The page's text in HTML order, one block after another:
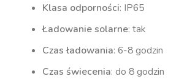
Klasa odporności: IP65
Ładowanie solarne: tak
Czas ładowania: 6-8 godzin
Czas świecenia: do 8 godzin